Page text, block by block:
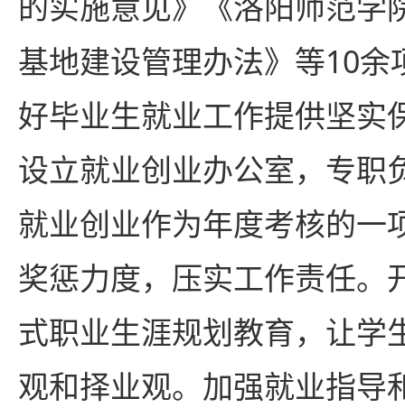
基地建设管理办法》等10余
好毕业生就业工作提供坚实
设立就业创业办公室，专职
就业创业作为年度考核的一
奖惩力度，压实工作责任。
式职业生涯规划教育，让学
观和择业观。加强就业指导